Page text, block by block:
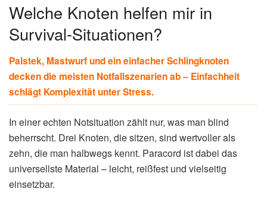
Welche Knoten helfen mir in
Survival-Situationen?
Palstek, Mastwurf und ein einfacher Schlingknoten
decken die meisten Notfallszenarien ab – Einfachheit
schlägt Komplexität unter Stress.
In einer echten Notsituation zählt nur, was man blind
beherrscht. Drei Knoten, die sitzen, sind wertvoller als
zehn, die man halbwegs kennt. Paracord ist dabei das
universellste Material – leicht, reißfest und vielseitig
einsetzbar.